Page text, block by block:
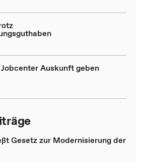
Auskunft geben
Gesetz zur Modernisierung der